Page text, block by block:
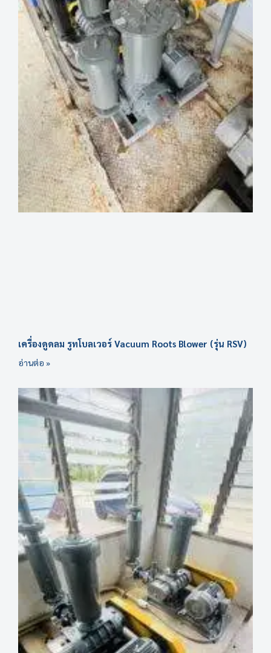
เครื่องดูดลม รูทโบลเวอร์ Vacuum Roots Blower (รุ่น RSV)
อ่านต่อ »